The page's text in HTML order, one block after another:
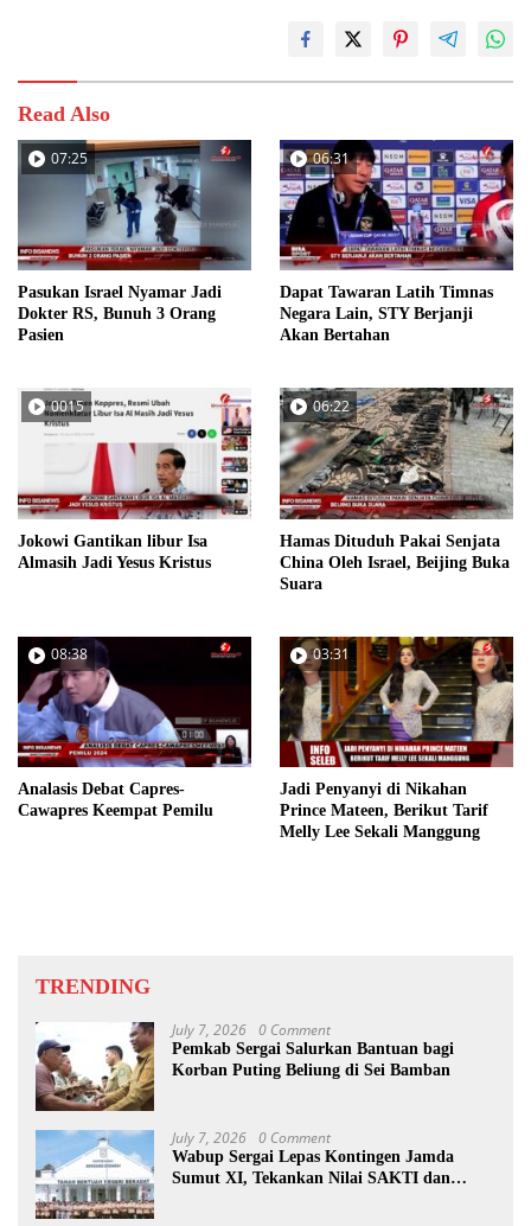
Read Also
07:25
Pasukan Israel Nyamar Jadi
Dokter RS, Bunuh 3 Orang
Pasien
06:31
Dapat Tawaran Latih Timnas
Negara Lain, STY Berjanji
Akan Bertahan
0015
Jokowi Gantikan libur Isa
Almasih Jadi Yesus Kristus
06:22
Hamas Dituduh Pakai Senjata
China Oleh Israel, Beijing Buka
Suara
08:38
Analasis Debat Capres-
Cawapres Keempat Pemilu
03:31
Jadi Penyanyi di Nikahan
Prince Mateen, Berikut Tarif
Melly Lee Sekali Manggung
TRENDING
July 7, 2026 0 Comment
Pemkab Sergai Salurkan Bantuan bagi
Korban Puting Beliung di Sei Bamban
July 7, 2026 0 Comment
Wabup Sergai Lepas Kontingen Jamda
Sumut XI, Tekankan Nilai SAKTI dan